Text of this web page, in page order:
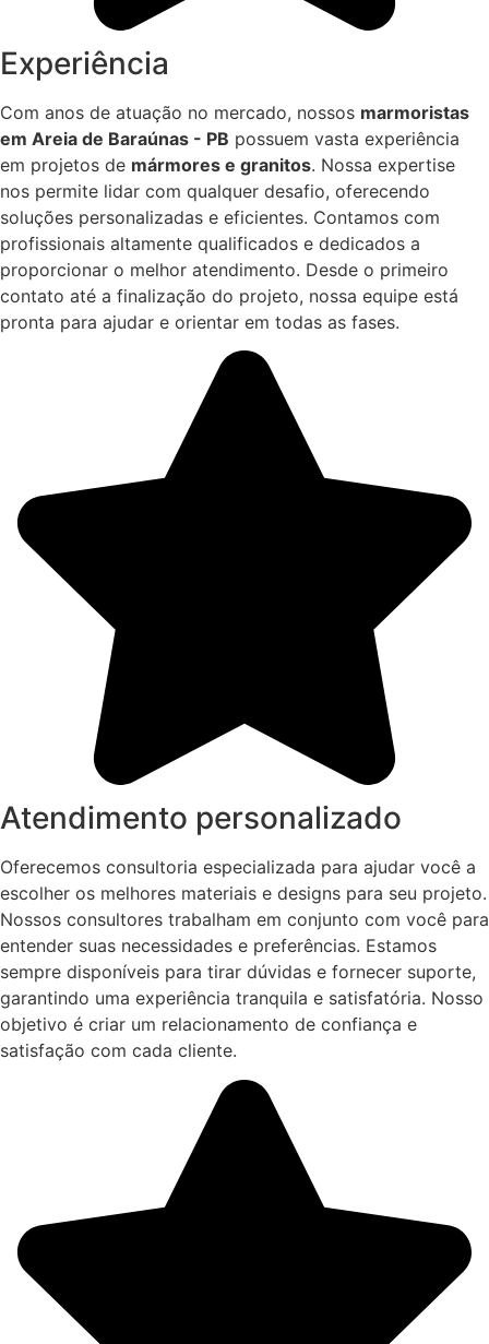
Experiência
Com anos de atuação no mercado, nossos marmoristas
em Areia de Baraúnas - PB possuem vasta experiência
em projetos de mármores e granitos. Nossa expertise
nos permite lidar com qualquer desafio, oferecendo
soluções personalizadas e eficientes. Contamos com
profissionais altamente qualificados e dedicados a
proporcionar o melhor atendimento. Desde o primeiro
contato até a finalização do projeto, nossa equipe está
pronta para ajudar e orientar em todas as fases.
Atendimento personalizado
Oferecemos consultoria especializada para ajudar você a
escolher os melhores materiais e designs para seu projeto.
Nossos consultores trabalham em conjunto com você para
entender suas necessidades e preferências. Estamos
sempre disponíveis para tirar dúvidas e fornecer suporte,
garantindo uma experiência tranquila e satisfatória. Nosso
objetivo é criar um relacionamento de confiança e
satisfação com cada cliente.